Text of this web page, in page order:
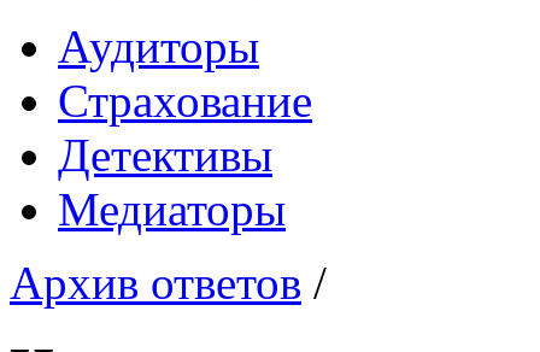
Аудиторы
Страхование
Детективы
Медиаторы
Архив ответов /